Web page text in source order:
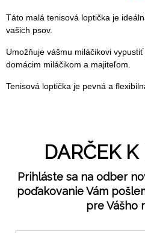
Táto malá tenisová loptička je
vašich psov.
Umožňuje vášmu miláčikovi
domácim miláčikom a majiteľom.
Tenisová loptička je pevná a
DARČEK
Prihláste sa na odber
poďakovanie Vám
pre Vášho